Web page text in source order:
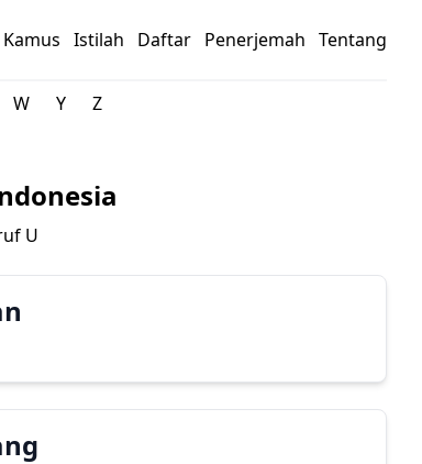
Kamus Istilah Daftar Penerjemah Tentang
W Y Z
U